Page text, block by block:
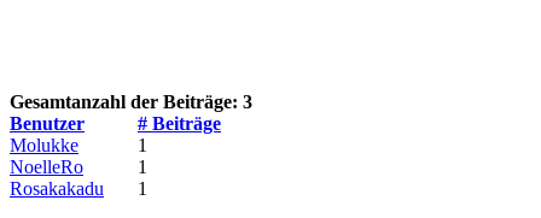
Gesamtanzahl der Beiträge: 3
Benutzer
# Beiträge
Molukke
1
NoelleRo
1
Rosakakadu
1